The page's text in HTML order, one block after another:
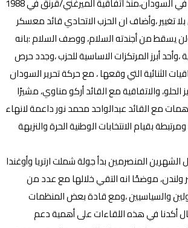
تغيير ،وأضاف ان الحزب الاتحادي قائد معسكر
يسقط من أجندته السلام، ووصف السلام :بانه
،وأحد أبرز المرتكزات الاساسية للحزب ،وجدد حرص
الثنائية التي وقعها ، مع حركة تحرير السودان
والاتفاقية مع القائد أركو مناوي، مشيرًا
مع القائد عبدالواحد محمد نور داعمة لانهاء
بقيام الانتخابات الوطنية الحرة والنزيهة
الشهرين المنصرمين بدأ جولة شملت ارتريا وأوغندا
موضحًا انه التقي خلالها مع عدد من
والسياسيين ،ومع قادة بعض المنظمات
أكدنا في هذه اللقاءات على أهمية دعم